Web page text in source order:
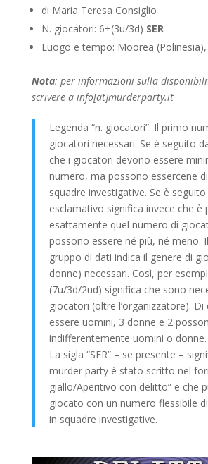
di Maria Teresa Consiglio
N. giocatori: 6+(3u/3d) SER
Luogo e tempo: Moorea
Nota: per informazioni sulla
scrivere a info[at]murderparty.it
Legenda “n. giocatori”. Il primo
giocatori necessari. Se è seguito
che i giocatori devono essere
numero, ma possono essercene
squadre investigative. Se è
esclamativo significa invece che è
esattamente quel numero di
possono essere né più, né meno.
gruppo di dati indica il genere di
donne) necessari. Così, per
(7u/3d/2ud) significa che sono
giocatori (oltre l’organizzatore).
essere uomini, 3 donne e 2
indifferentemente uomini o donne.
La sigla “SER” – se presente –
murder party è stato scritto nel
giallo/Aperitivo con delitto” e che
giocato con un numero flessibile
in squadre investigative.